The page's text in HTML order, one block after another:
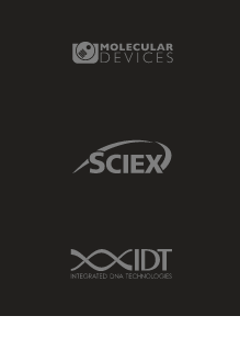
Molecular
Sciex Link
IDT Link